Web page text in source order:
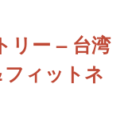
リー – 台湾
ィットネ